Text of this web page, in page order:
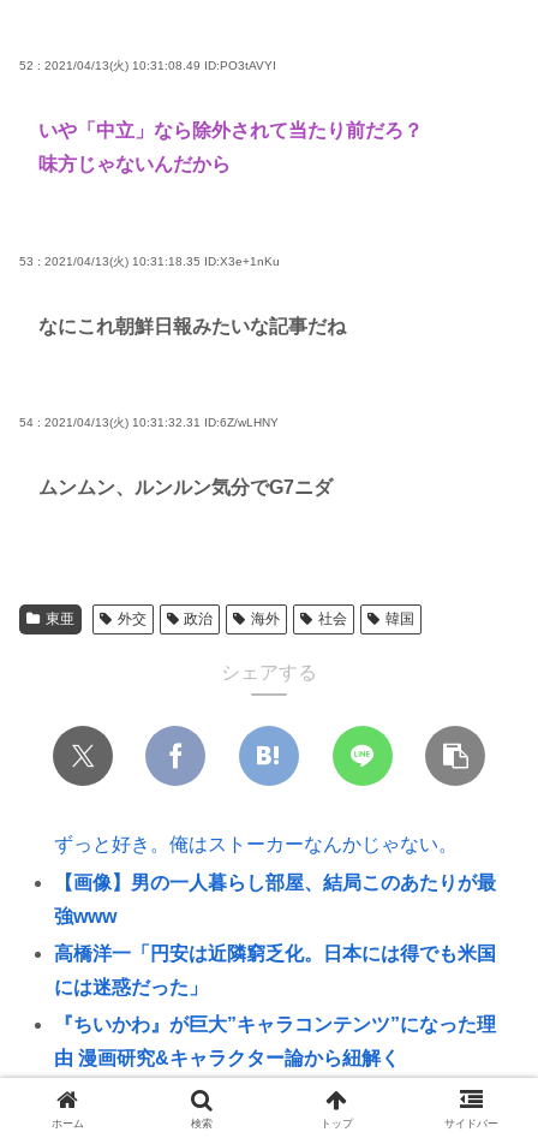
52 : 2021/04/13(火) 10:31:08.49 ID:PO3tAVYI
いや「中立」なら除外されて当たり前だろ？
味方じゃないんだから
53 : 2021/04/13(火) 10:31:18.35 ID:X3e+1nKu
なにこれ朝鮮日報みたいな記事だね
54 : 2021/04/13(火) 10:31:32.31 ID:6Z/wLHNY
ムンムン、ルンルン気分でG7ニダ
東亜 外交 政治 海外 社会 韓国
シェアする
ずっと好き。俺はストーカーなんかじゃない。
【画像】男の一人暮らし部屋、結局このあたりが最
強www
高橋洋一「円安は近隣窮乏化。日本には得でも米国
には迷惑だった」
『ちいかわ』が巨大”キャラコンテンツ”になった理
由 漫画研究&キャラクター論から紐解く
来月からコカコーラが220円に値上げ🥤
6大、犯罪者と聞いて思いついた有名人「市橋達也」
ホーム 検索 トップ サイドバー